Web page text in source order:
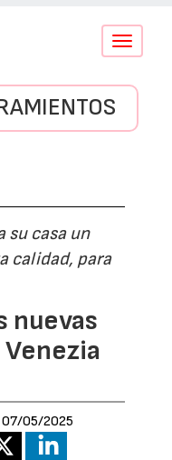
Conmutar
su casa un
calidad, para
nuevas
07/05/2025